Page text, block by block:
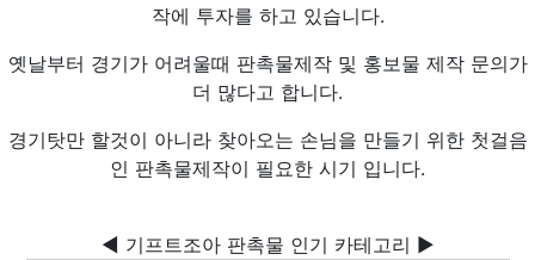
작에 투자를 하고 있습니다.
옛날부터 경기가 어려울때 판촉물제작 및 홍보물 제작 문의가
더 많다고 합니다.
경기탓만 할것이 아니라 찾아오는 손님을 만들기 위한 첫걸음
인 판촉물제작이 필요한 시기 입니다.
◀ 기프트조아 판촉물 인기 카테고리 ▶